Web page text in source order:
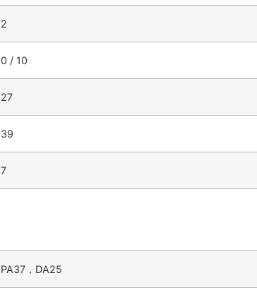
2
0 / 10
27
39
7
PA37，DA25